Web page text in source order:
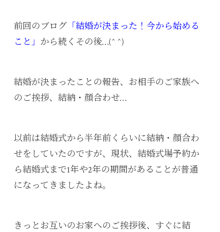
前回のブログ 「結婚が決まった！今から始める
こと」 から続くその後…(^ ^)
結婚が決まったことの報告、お相手のご家族へ
のご挨拶、結納・顔合わせ…
以前は結婚式から半年前くらいに結納・顔合わ
せをしていたのですが、現状、結婚式場予約か
ら結婚式まで1年や2年の期間があることが普通
になってきましたよね。
きっとお互いのお家へのご挨拶後、すぐに結